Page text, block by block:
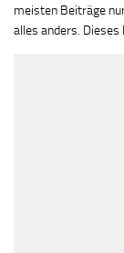
meisten Beiträge
alles anders. Dieses